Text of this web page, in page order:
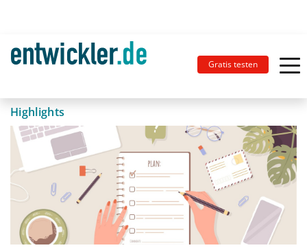
Gratis testen
Highlights